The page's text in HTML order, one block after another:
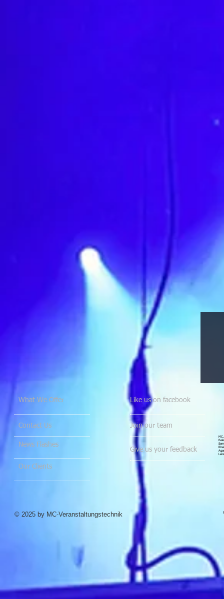
What We Offer
Contact Us
News Flashes
Our Clients
Like us on facebook
Join our team
Give us your feedback
© 2025 by MC-Veranstaltungstechnik